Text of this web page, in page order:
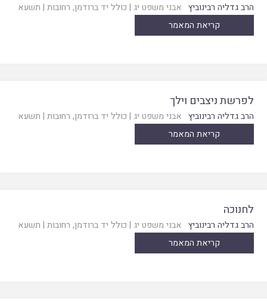
הרב גדליה רבינוביץ אבני משפט יג | כולל יד ברודמן, רחובות | תשעא
קריאת המאמר
לפרשת ניצבים וילך
הרב גדליה רבינוביץ אבני משפט יג | כולל יד ברודמן, רחובות | תשעא
קריאת המאמר
לחנוכה
הרב גדליה רבינוביץ אבני משפט יג | כולל יד ברודמן, רחובות | תשעא
קריאת המאמר